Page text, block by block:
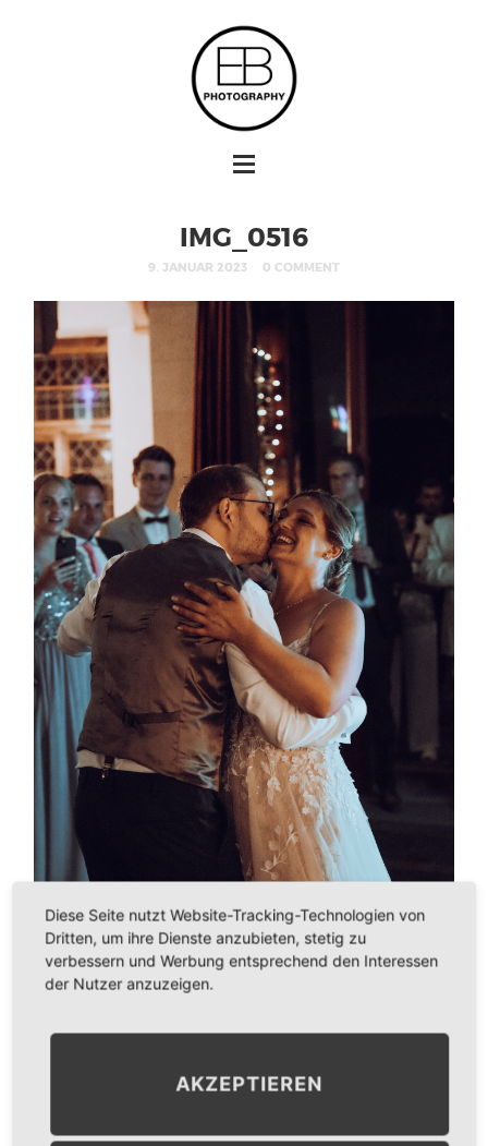
IMG_0516
9. JANUAR 2023 0 COMMENT
PREVIOUS IMAGE
LEAVE A COMMENT
Diese Seite nutzt Website-Tracking-Technologien von
Dritten, um ihre Dienste anzubieten, stetig zu
verbessern und Werbung entsprechend den Interessen
der Nutzer anzuzeigen.
AKZEPTIEREN